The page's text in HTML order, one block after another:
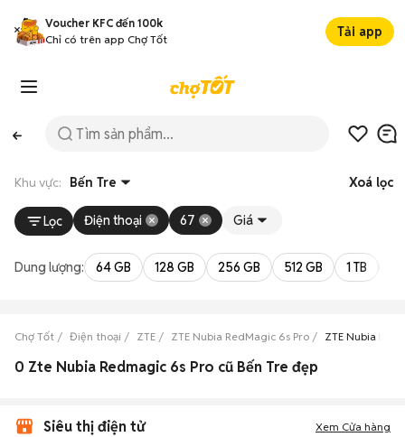
Voucher KFC đến 100k
Chỉ có trên app Chợ Tốt
Tải app
Khu vực: Bến Tre Xoá lọc
Lọc Điện thoại 67 Giá
Dung lượng: 64 GB 128 GB 256 GB 512 GB 1 TB
Chợ Tốt Điện thoại ZTE ZTE Nubia RedMagic 6s Pro ZTE Nubia
0 Zte Nubia Redmagic 6s Pro cũ Bến Tre đẹp
Siêu thị điện tử Xem Cửa hàng